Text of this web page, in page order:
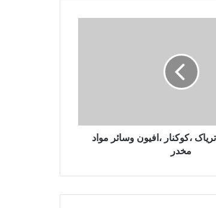
مخالف شريعت است
حالت جنابت گوسفند را ذبح كرده آيا
بر روي شكم مكروه است
،کوکنار ،افيون وسائر مواد
مخدر